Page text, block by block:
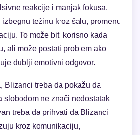
reakcije i manjak fokusa.
težinu kroz šalu, promenu
To može biti korisno kada
ali može postati problem ako
dublji emotivni odgovor.
Blizanci treba da pokažu da
slobodom ne znači nedostatak
treba da prihvati da Blizanci
kroz komunikaciju,